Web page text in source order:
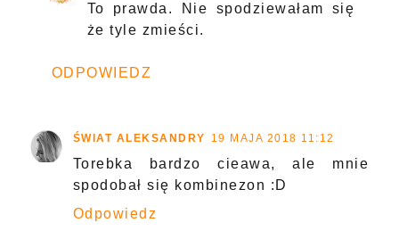
To prawda. Nie spodziewałam się
że tyle zmieści.
ODPOWIEDZ
ŚWIAT ALEKSANDRY 19 MAJA 2018 11:12
Torebka bardzo cieawa, ale mnie
spodobał się kombinezon :D
Odpowiedz